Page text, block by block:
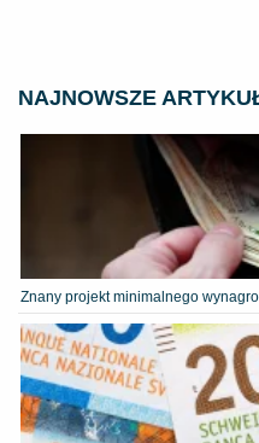
NAJNOWSZE
Znany projekt minimalnego